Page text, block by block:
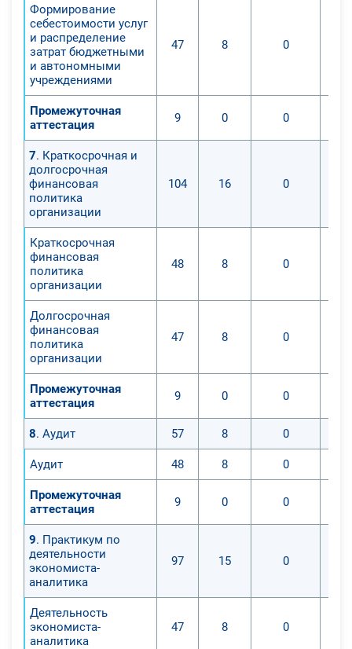
Формирование
себестоимости услуг
и распределение
затрат бюджетными
и автономными
учреждениями
47 8 0
Промежуточная
аттестация
9 0 0
7. Краткосрочная и
долгосрочная
финансовая
политика
организации
104 16 0
Краткосрочная
финансовая
политика
организации
48 8 0
Долгосрочная
финансовая
политика
организации
47 8 0
Промежуточная
аттестация
9 0 0
8. Аудит 57 8 0
Аудит 48 8 0
Промежуточная
аттестация
9 0 0
9. Практикум по
деятельности
экономиста-
аналитика
97 15 0
Деятельность
экономиста-
аналитика
47 8 0